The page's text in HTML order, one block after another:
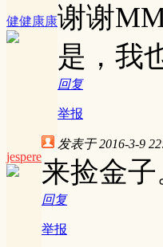
健健康康谢谢
是，我
回复
举报
jespere
发表于 2016-3-9
来捡金子
回复
举报